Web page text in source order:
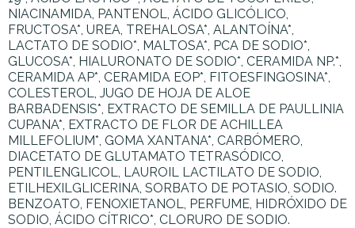
NIACINAMIDA, PANTENOL, ÁCIDO GLICÓLICO,
FRUCTOSA*, UREA, TREHALOSA*, ALANTOÍNA*,
LACTATO DE SODIO*, MALTOSA*, PCA DE SODIO*,
GLUCOSA*, HIALURONATO DE SODIO*, CERAMIDA NP.*,
CERAMIDA AP*, CERAMIDA EOP*, FITOESFINGOSINA*,
COLESTEROL, JUGO DE HOJA DE ALOE
BARBADENSIS*, EXTRACTO DE SEMILLA DE PAULLINIA
CUPANA*, EXTRACTO DE FLOR DE ACHILLEA
MILLEFOLIUM*, GOMA XANTANA*, CARBÓMERO,
DIACETATO DE GLUTAMATO TETRASÓDICO,
PENTILENGLICOL, LAUROIL LACTILATO DE SODIO,
ETILHEXILGLICERINA, SORBATO DE POTASIO, SODIO.
BENZOATO, FENOXIETANOL, PERFUME, HIDRÓXIDO DE
SODIO, ÁCIDO CÍTRICO*, CLORURO DE SODIO.